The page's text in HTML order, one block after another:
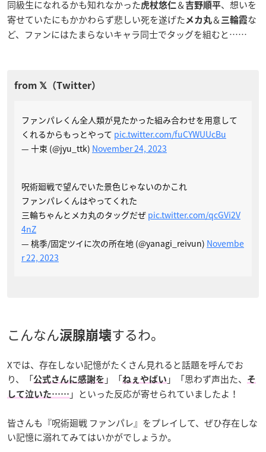
同級生になれるかも知れなかった虎杖悠仁 ＆ 吉野順平、想いを
寄せていたにもかかわらず悲しい死を遂げた メカ丸 ＆ 三輪霞な
ど、ファンにはたまらないキャラ同士でタッグを組むと……
ファンパレくん全人類が見たかった組み合わせを用意して
くれるからもっとやって pic.twitter.com/fuCYWUUcBu
— 十束 (@jyu_ttk) November 24, 2023
呪術廻戦で望んでいた景色じゃないのかこれ
ファンパレくんはやってくれた
三輪ちゃんとメカ丸のタッグだぜ pic.twitter.com/qcGVi2V
4nZ
— 桃季/固定ツイに次の所在地 (@yanagi_reivun) Novembe
r 22, 2023
こんなん涙腺崩壊するわ。
Xでは、存在しない記憶がたくさん見れると話題を呼んでお
り、「公式さんに感謝を 」「ねぇやばい 」「思わず声出た、
そ
して泣いた…… 」といった反応が寄せられていましたよ！
皆さんも『呪術廻戦 ファンパレ』をプレイして、ぜひ存在しな
い記憶に溺れてみてはいかがでしょうか。